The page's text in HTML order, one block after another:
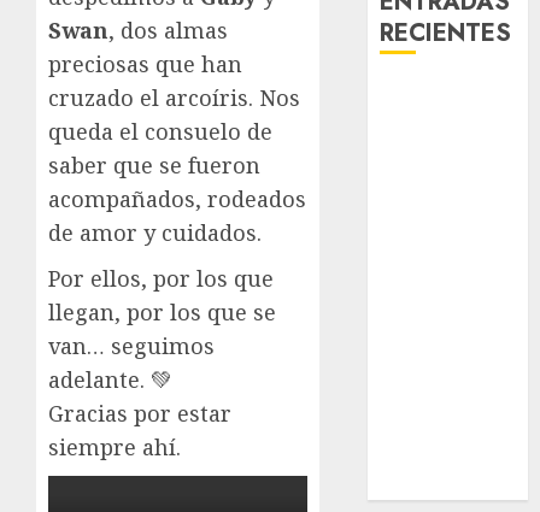
Swan, dos almas
preciosas que han
cruzado el arcoíris. Nos
queda el consuelo de
saber que se fueron
acompañados, rodeados
de amor y cuidados.
Por ellos, por los que
llegan, por los que se
van… seguimos
adelante. 💚
Gracias por estar
siempre ahí.
RECIENTES